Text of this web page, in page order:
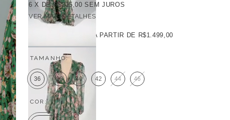
6 X DER$215,00 SEM JUROS
VER MAIS DETALHES
A PARTIR DE R$1.499,00
TAMANHO:
36 38 40 42 44 46
COR: